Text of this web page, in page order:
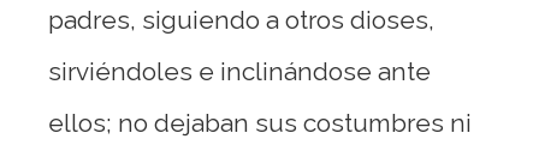
padres, siguiendo a otros dioses,
sirviéndoles e inclinándose ante
ellos; no dejaban sus costumbres ni